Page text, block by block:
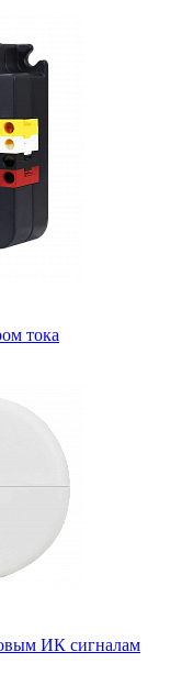
тока
ИК сигналам